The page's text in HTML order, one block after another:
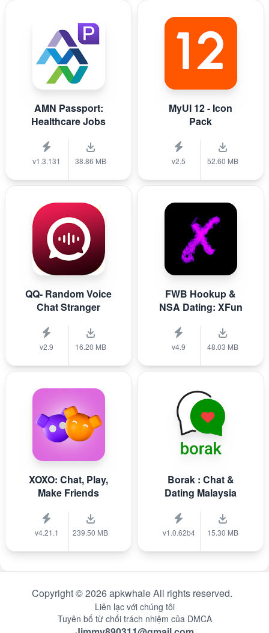
AMN Passport:
Healthcare Jobs
v1.3.131 38.86 MB
MyUI 12 - Icon
Pack
v2.5 52.60 MB
QQ- Random Voice
Chat Stranger
v2.9 16.20 MB
FWB Hookup &
NSA Dating: XFun
v4.9 48.03 MB
XOXO: Chat, Play,
Make Friends
v4.21.1 239.50 MB
Borak : Chat &
Dating Malaysia
v1.0.62b4 15.30 MB
Copyright © 2026 apkwhale All rights reserved.
Liên lạc với chúng tôi
Tuyên bố từ chối trách nhiệm của DMCA